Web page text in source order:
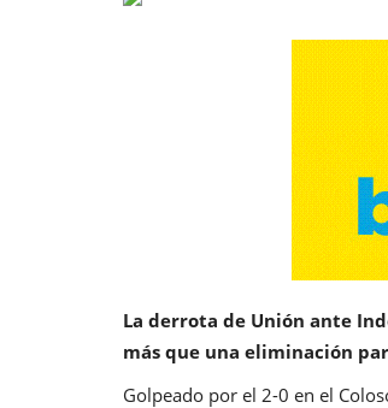
La derrota de Unión ante
más que una eliminación
Golpeado por el 2-0 en el